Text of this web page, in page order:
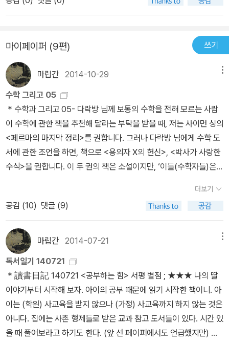
포기하지 않고 문제의 답이 나올 때까지 풀었다는 사실에 주목한다.
책을 읽으면서 도중에 도서관에서 혼자 웃었던 기억이 난다.(ㅋㅋㅋ)
너무 당연한 것이라서 그랬던 것 같다 ^^ -만유인력을 어떻게 발견했
느냐는 질문에 뉴턴은 이렇게 대답했다.'내내 그 생각만 했으니까!'-아
인슈타인 역시 상대성 원리를 어떻게 발견했느냐는 질문에 이렇게 답
했다.'몇달이고 몇 년이고 생각하고 또 생각했다.'P.89이 이야기들은
누가 지어낸 이야기가 아니고 본인들이 직접한 이야기라고 한다. 결
국 창의성과 지적 재능도 타고나는 것이 아니라 '신중하게 계획된 연
습'에 의해 얼마든지 개발할 수 있다는 것이다.아인슈타인은 '나는 머
리가 좋은 것이 아니다. 단지 문제가 있을 때 남들보다 좀 더 오래 생
각했을 뿐이다.' 라고 말했다. 몰입도는 불우한 성장과정 속에서 커다
란 도전으로 작용해서 발달한 경우와 조기교육을 통하여 어린시절 부
모로부터 도전이 부과된 경우가 있다. 즉, 몰입도는 도전이 없으면 기
한 난제를 해결하기 때문에 결국 창의성이 높은 결과를 얻는다. 그리
고 문제에 매달려 해결 될 때까지 포기하지 않는 열정이 있다. 즉 도전
정신이 있는 학생은 필연적으로 열정과 창의성을 가지고 있다.'P.130
끝으로 수동적 몰입과 능동적 몰입에 대해서 말하고 포스팅을 끈내려
고 한다. 수동적 몰입은... 지긋 지긋한 최선인 것이고능동적 몰입은...
또 다시 경험하고 싶은, 즐겁고 끌리는 최선이다라는 것이다. 그래서
거부감 대신 호감을 남긴다고... 제일 중요한건 무엇을 하든지 그 일과
행위에 대해 즐거움과 만족을 느낄 수 있어야지만 세상 아무리 좋은
위가 아닌 것이다. 이 책에서는 초중고등학교 교육의 중요성에 대해
이야기한다. 실제적으로 창의성을 기르기에 가장 알맞은 시기가 아닐
다. 선행학습이나 영재교육을 시키라는 것이 아니다. '고등학교 3학
년이라면 몰라도 초등학교, 중학교, 그리고 최소한 고등학교 2학년까
지는 철저히 암묵적 지혜를 발달시키는 학습을 할 것을 권한다. 각종
시험 점수에 연연하지 말고 사고력과 창의력을 발달시킬 수 있는 방
식으로 학습해야 한다. 그래야 진정한 실력을 키울 수 있고 공부에 흥
미를 느낄 수 있다. 또한 시간이 지날수록 사고력, 창의력 그리고 문제
해결력이 발달할 것이다.' P.221 공부에 흥미를 느낄 수 있는 아이로
만드는 것, 공부가 재미있다는 것을 알게 해주는 것이 사랑하는 자녀
를 위한 최선의 방법이다. 쉽지 않겠지만 불가능하지도 않다. 많은 부
부모가 직접 다 가르치지는 못해도 올바른 방향성을 가지고 아이를
이끌어 주는 역할은 반드시 해야 한다. 암묵적 지혜라는 말은 정말 가
슴에 와 닿는다. 일을 하다보면 이 암묵적 지혜의 힘에 대해 많이 생각
하게 된다. 아이에게도 이러한 암묵적 지혜를 키워줘야 한다는 생각,
그리고 학창시절에 키울 수 있다는 사실을 안 것이 이 책을 읽은 가장
큰 보람일 것이다. 암묵적 지식에 대해서는 다치바나 다카시의 '지식
의 단련법'에서는 이 암묵적 지식을 블랙박스라고 표현한다. 암묵적
지식은 무의식의 힘이기도 하다. 이 암묵적 지식을 기르는데는 양질
의 정보를 입력하는 방법밖에 없다. 양질의 정보는 결코 단순 암기 지
식을 의미하는 것이 아니다. 많이 보고, 느끼고 읽는 일이 최선일것이
다. < 인상적인 대목 >P.029 유대인들은 아이들이 배움을 즐길 수
마이페이퍼 (9편) 쓰기
마립간 2014-10-29
수학 그리고 05
* 수학과 그리고 05- 다락방 님께 보통의 수학을 전혀 모르는 사람
이 수학에 관한 책을 추천해 달라는 부탁을 받을 때, 저는 사이먼 싱의
<페르마의 마지막 정리>를 권합니다. 그러나 다락방 님에게 수학 도
서에 관한 조언을 하면, 책으로 <용의자 X의 헌신>, <박사가 사랑한
수식>을 권합니다. 이 두 권의 책은 소설이지만, ‘이들(수학자들)은
될 수 있는 책입니다. 수학에 관한 직접적인 느낌을 줄 수 있는 책으
로 <나머지 반은 어떻게 생각할까>을 추천합니다. 내용이 얕지 않지
만, 수식 없이 ‘추론’의 묘미를 느낄 수 있습니다. 수학의 핵심은 추론
입니다. 추론에 더해 일반인들에게는 이해가 필요하고, 수학자에게
창의성이 필요하지만요. ‘왜 내게는 수학을 잘할 수 있는 직관이 없고
그리하여 추론과 이해로 나아가지 못하는가, 하고 말이지요.’에 답변
에 앞서 다락방 님에게 질문을 던집니다. ‘어떻게 하면 글을 잘 쓰고,
알라딘 마을에서 인기 서재가 되고, 작가가 될 수 있는 것이죠?’ 제가
수학에 강점이 있다면 글짓기에 약점이 있습니다. 제가 찾아본 바에
의하면 제 약점의 해소, 즉 글짓기를 잘 하는 방법으로 ‘다독多讀/多
聞, 다색多索/多商量, 다작多作’을 이야기합니다. 마찬가지로 수
더보기
공감 (10) 댓글 (9)
마립간 2014-07-21
독서일기 140721
* 讀書日記 140721 <공부하는 힘> 서평 별점 ; ★★★ 나의 딸
이야기부터 시작해 보자. 아이의 공부 때문에 읽기 시작한 책이니. 아
이는 (학원) 사교육을 받지 않으나 (가정) 사교육까지 하지 않는 것은
아니다. 집에는 사촌 형제들로 받은 교과 참고 도서들이 있다. 시간 있
을 때 풀어보라고 하기도 한다. (앞 선 페이퍼에서도 언급했지만) 아